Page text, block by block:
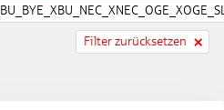
Filter zurücksetzen